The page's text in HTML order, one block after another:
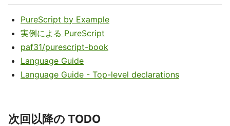
PureScript by Example
実例による PureScript
paf31/purescript-book
Language Guide
Language Guide - Top-level declarations
次回以降の TODO